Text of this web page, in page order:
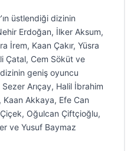
üstlendiği dizinin
Erdoğan, İlker Aksum,
İrem, Kaan Çakır, Yüsra
Çatal, Cem Söküt ve
dizinin geniş oyuncu
Arıçay, Halil İbrahim
Kaan Akkaya, Efe Can
Oğulcan Çiftçioğlu,
ve Yusuf Baymaz